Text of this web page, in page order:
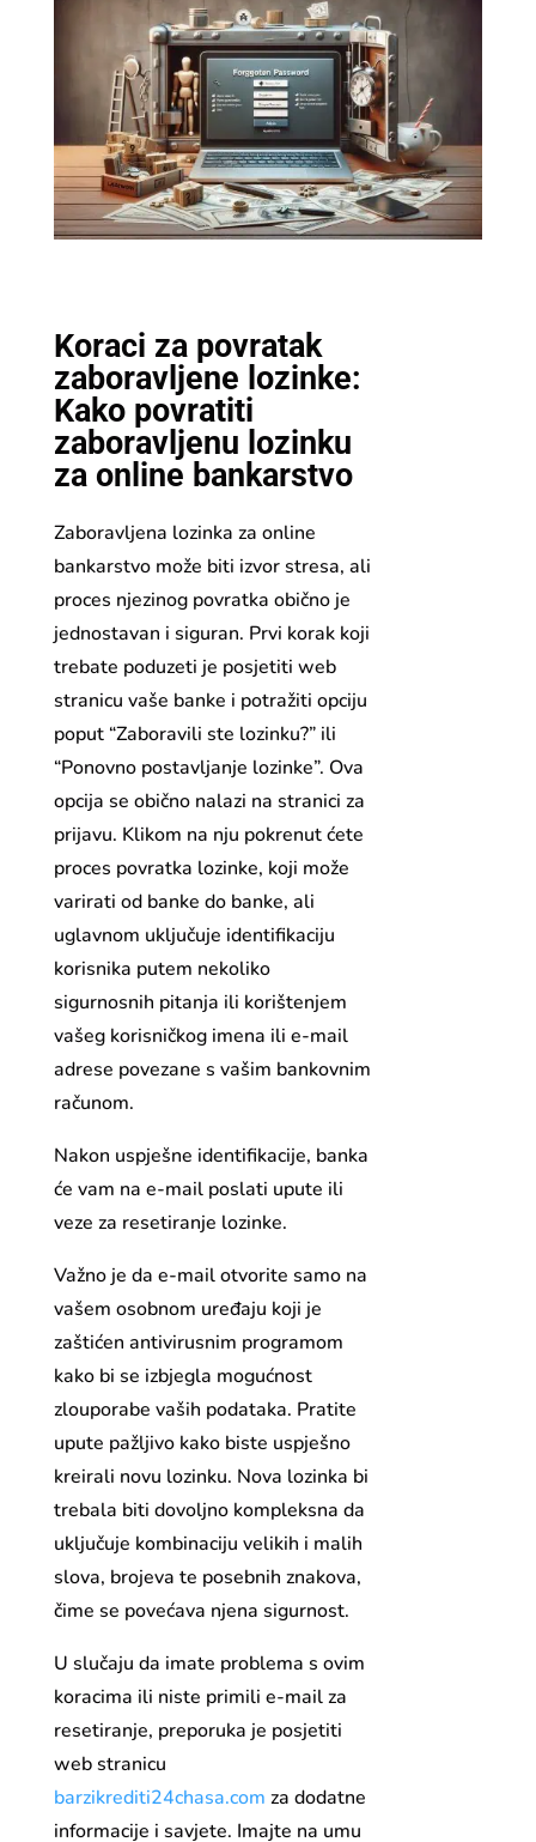
Koraci za povratak
zaboravljene lozinke:
Kako povratiti
zaboravljenu lozinku
za online bankarstvo
Zaboravljena lozinka za online
bankarstvo može biti izvor stresa, ali
proces njezinog povratka obično je
jednostavan i siguran. Prvi korak koji
trebate poduzeti je posjetiti web
stranicu vaše banke i potražiti opciju
poput “Zaboravili ste lozinku?” ili
“Ponovno postavljanje lozinke”. Ova
opcija se obično nalazi na stranici za
prijavu. Klikom na nju pokrenut ćete
proces povratka lozinke, koji može
varirati od banke do banke, ali
uglavnom uključuje identifikaciju
korisnika putem nekoliko
sigurnosnih pitanja ili korištenjem
vašeg korisničkog imena ili e-mail
adrese povezane s vašim bankovnim
računom.
Nakon uspješne identifikacije, banka
će vam na e-mail poslati upute ili
veze za resetiranje lozinke.
Važno je da e-mail otvorite samo na
vašem osobnom uređaju koji je
zaštićen antivirusnim programom
kako bi se izbjegla mogućnost
zlouporabe vaših podataka. Pratite
upute pažljivo kako biste uspješno
kreirali novu lozinku. Nova lozinka bi
trebala biti dovoljno kompleksna da
uključuje kombinaciju velikih i malih
slova, brojeva te posebnih znakova,
čime se povećava njena sigurnost.
U slučaju da imate problema s ovim
koracima ili niste primili e-mail za
resetiranje, preporuka je posjetiti
web stranicu
barzikrediti24chasa.com za dodatne
informacije i savjete. Imajte na umu